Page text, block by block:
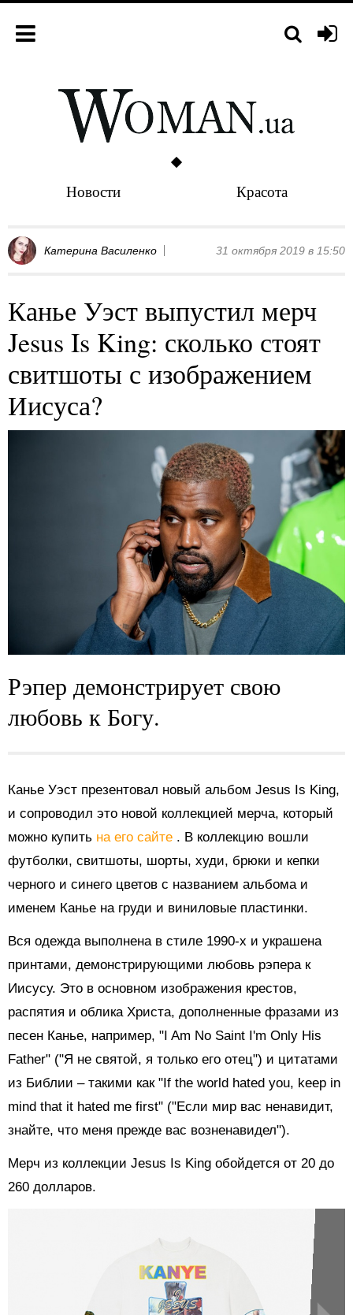
Новости Красота
Катерина Василенко 31 октября 2019 в 15:50
Канье Уэст выпустил мерч
Jesus Is King: сколько стоят
свитшоты с изображением
Иисуса?
Рэпер демонстрирует свою
любовь к Богу.
Канье Уэст презентовал новый альбом Jesus Is King,
и сопроводил это новой коллекцией мерча, который
можно купить на его сайте . В коллекцию вошли
футболки, свитшоты, шорты, худи, брюки и кепки
черного и синего цветов с названием альбома и
именем Канье на груди и виниловые пластинки.
Вся одежда выполнена в стиле 1990-х и украшена
принтами, демонстрирующими любовь рэпера к
Иисусу. Это в основном изображения крестов,
распятия и облика Христа, дополненные фразами из
песен Канье, например, "I Am No Saint I'm Only His
Father" ("Я не святой, я только его отец") и цитатами
из Библии – такими как "If the world hated you, keep in
mind that it hated me first" ("Если мир вас ненавидит,
знайте, что меня прежде вас возненавидел").
Мерч из коллекции Jesus Is King обойдется от 20 до
260 долларов.